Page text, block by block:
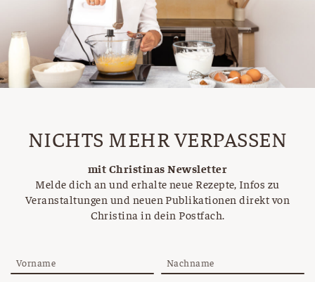
NICHTS MEHR VERPASSEN
mit Christinas Newsletter
Melde dich an und erhalte neue Rezepte, Infos zu
Veranstaltungen und neuen Publikationen direkt von
Christina in dein Postfach.
Vorname Nachname